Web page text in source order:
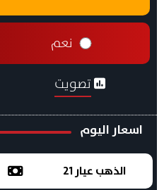
نعم
تصويت
اسعار اليوم
الذهب عيار 21